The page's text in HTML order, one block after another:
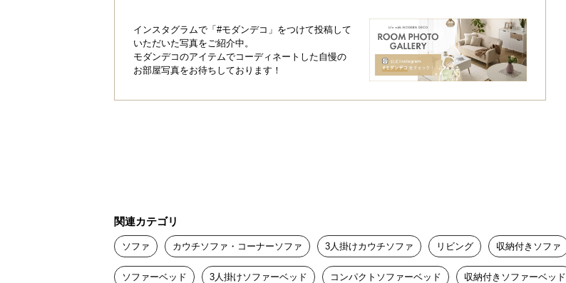
置きやすいちょうどいいサイズ感
しっかりと余裕を持ってくつろげる、使い勝手のよいサイズ感のソファベッド
インスタグラムで「#モダンデコ」をつけて投稿して
いただいた写真をご紹介中。
モダンデコのアイテムでコーディネートした自慢の
お部屋写真をお待ちしております！
関連カテゴリ
ソファ カウチソファ・コーナーソファ 3人掛けカウチソファ リビング 収納付きソファ
ソファーベッド 3人掛けソファーベッド コンパクトソファーベッド 収納付きソファーベッド